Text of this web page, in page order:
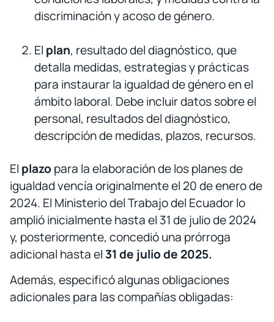
discriminación y acoso de género.
El plan, resultado del diagnóstico, que
detalla medidas, estrategias y prácticas
para instaurar la igualdad de género en el
ámbito laboral. Debe incluir datos sobre el
personal, resultados del diagnóstico,
descripción de medidas, plazos, recursos.
El plazo para la elaboración de los planes de
igualdad vencía originalmente el 20 de enero de
2024. El Ministerio del Trabajo del Ecuador lo
amplió inicialmente hasta el 31 de julio de 2024
y, posteriormente, concedió una prórroga
adicional hasta el 31 de julio de 2025.
Además, especificó algunas obligaciones
adicionales para las compañías obligadas: